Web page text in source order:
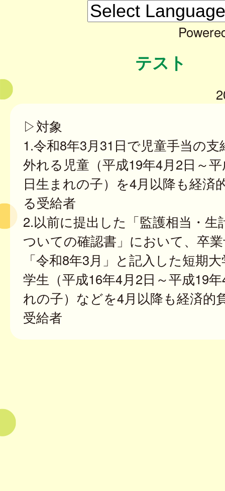
テスト
▷対象
1.令和8年3月31日で児童手当の
外れる児童（平成19年4月2日～
日生まれの子）を4月以降も経済
る受給者
2.以前に提出した「監護相当・生
ついての確認書」において、卒
「令和8年3月」と記入した短期
学生（平成16年4月2日～平成19
れの子）などを4月以降も経済的
受給者